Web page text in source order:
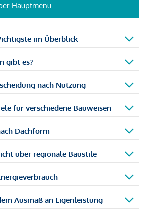
Hauptmenü
im Überblick
gibt es?
nach Nutzung
für verschiedene Bauweisen
Dachform
über regionale Baustile
Ausmaß an Eigenleistung